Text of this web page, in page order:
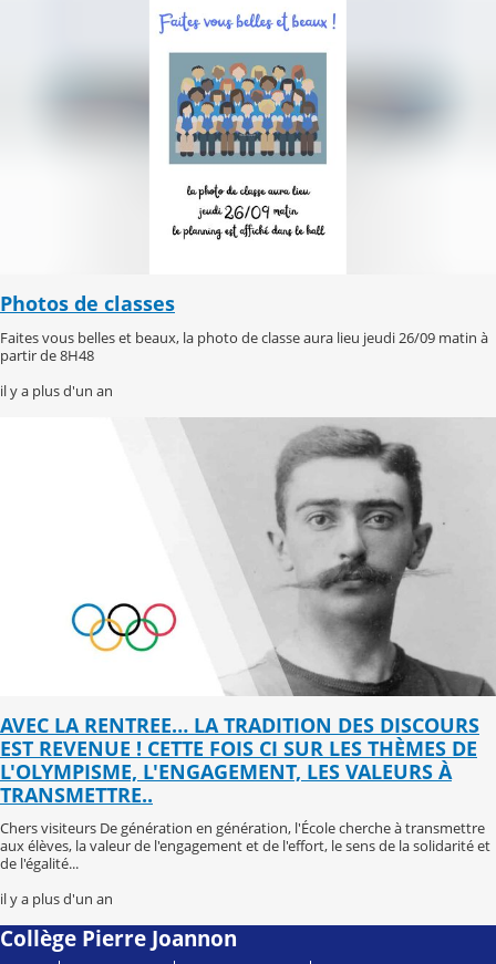
Photos de classes
Faites vous belles et beaux, la photo de classe aura lieu jeudi 26/09 matin à
partir de 8H48
il y a plus d'un an
AVEC LA RENTREE… LA TRADITION DES DISCOURS
EST REVENUE ! CETTE FOIS CI SUR LES THÈMES DE
L'OLYMPISME, L'ENGAGEMENT, LES VALEURS À
TRANSMETTRE..
Chers visiteurs De génération en génération, l'École cherche à transmettre
aux élèves, la valeur de l'engagement et de l'effort, le sens de la solidarité et
de l'égalité...
il y a plus d'un an
Collège Pierre Joannon